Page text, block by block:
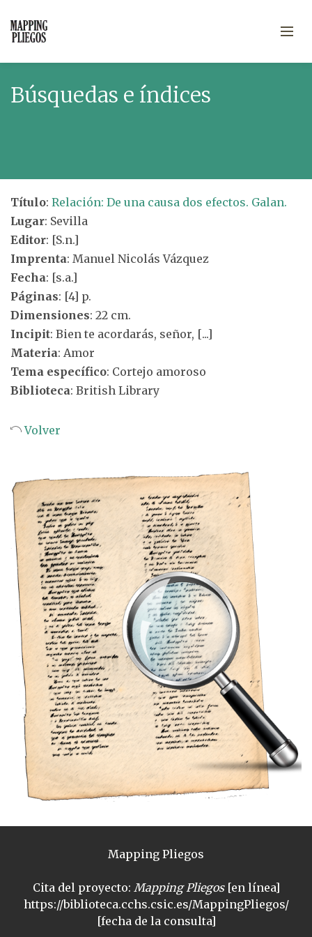
Búsquedas e índices
Título: Relación: De una causa dos efectos. Galan.
Lugar: Sevilla
Editor: [S.n.]
Imprenta: Manuel Nicolás Vázquez
Fecha: [s.a.]
Páginas: [4] p.
Dimensiones: 22 cm.
Incipit: Bien te acordarás, señor, [...]
Materia: Amor
Tema específico: Cortejo amoroso
Biblioteca: British Library
Volver
Mapping Pliegos
Cita del proyecto: Mapping Pliegos[en línea]
https://biblioteca.cchs.csic.es/MappingPliegos/
[fecha de la consulta]